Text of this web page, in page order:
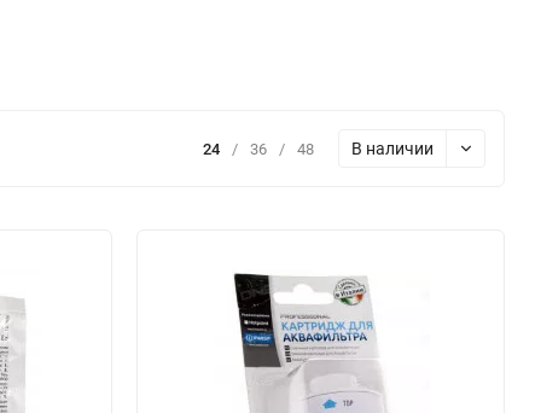
24 / 36 / 48 В наличии